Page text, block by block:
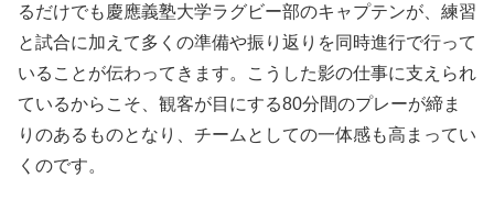
るだけでも慶應義塾大学ラグビー部のキャプテンが、練習
と試合に加えて多くの準備や振り返りを同時進行で行って
いることが伝わってきます。こうした影の仕事に支えられ
ているからこそ、観客が目にする80分間のプレーが締ま
りのあるものとなり、チームとしての一体感も高まってい
くのです。